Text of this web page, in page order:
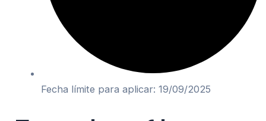
Fecha límite para aplicar: 19/09/2025